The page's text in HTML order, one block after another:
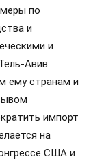
по
и
и
Авив
ему странам и
импорт
на
США и